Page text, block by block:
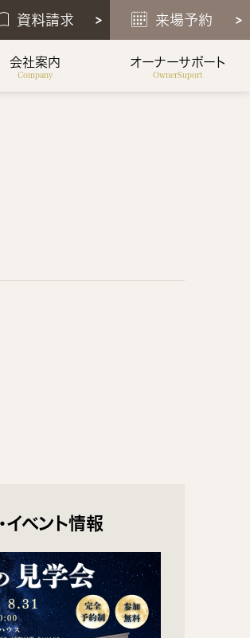
資料請求 来場予約
会社案内
Company
オーナーサポート
OwnerSuport
イベント情報